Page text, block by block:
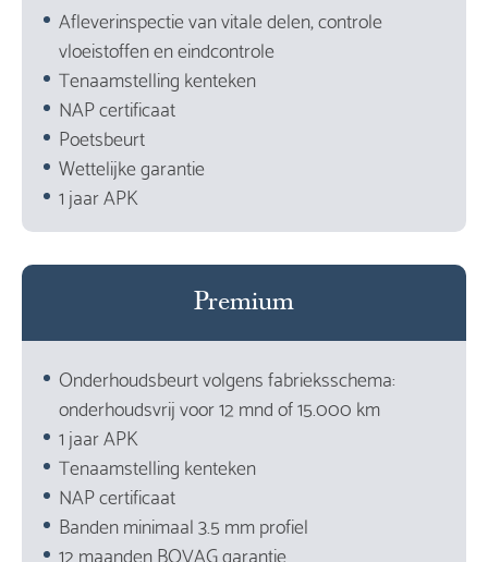
Afleverinspectie van vitale delen, controle
vloeistoffen en eindcontrole
Tenaamstelling kenteken
NAP certificaat
Poetsbeurt
Wettelijke garantie
1 jaar APK
Premium
Onderhoudsbeurt volgens fabrieksschema:
onderhoudsvrij voor 12 mnd of 15.000 km
1 jaar APK
Tenaamstelling kenteken
NAP certificaat
Banden minimaal 3.5 mm profiel
12 maanden BOVAG garantie